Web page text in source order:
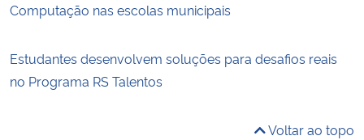
Computação nas escolas municipais
Estudantes desenvolvem soluções para desafios reais
no Programa RS Talentos
Voltar ao topo